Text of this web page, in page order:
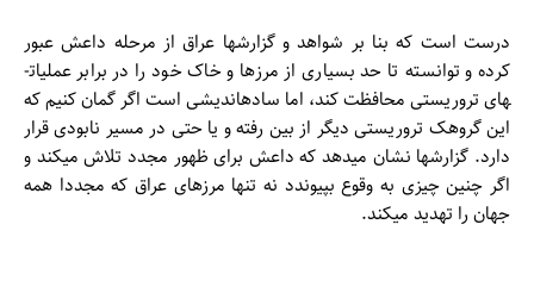
درست است که بنا بر شواهد و گزارش­ها عراق از مرحله داعش عبور
کرده و توانسته تا حد بسیاری از مرزها و خاک خود را در برابر عملیات­
های تروریستی محافظت کند، اما ساده­اندیشی است اگر گمان کنیم که
این گروهک تروریستی دیگر از بین رفته و یا حتی در مسیر نابودی قرار
دارد. گزارش­ها نشان می­دهد که داعش برای ظهور مجدد تلاش می­کند و
اگر چنین چیزی به وقوع بپیوندد نه تنها مرزهای عراق که مجددا همه
جهان را تهدید می­کند.